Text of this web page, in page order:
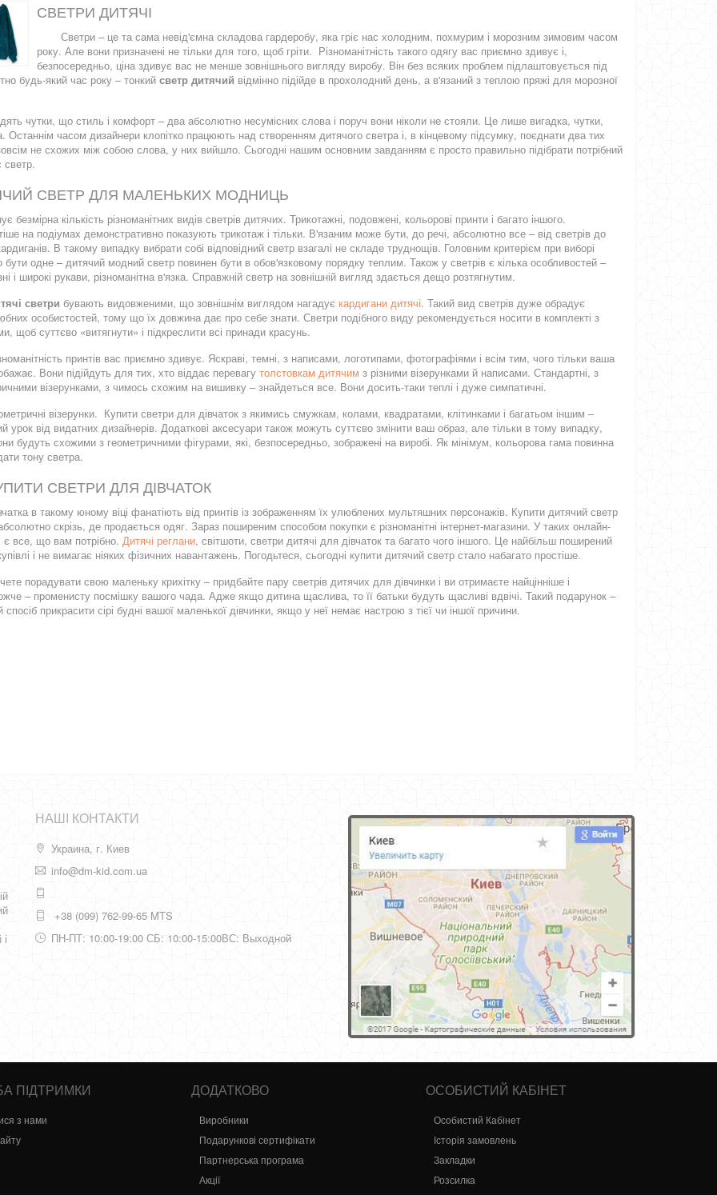
костюм на хлопчика
700.00грн. 840.00грн. 650.00грн.
світловідбиваюча
1140.00грн. 940.00грн. 1090.00грн.
СВЕТРИ ДИТЯЧІ
Светри – це та сама невід'ємна складова гардеробу, яка гріє нас холодним, похмурим і морозним зимовим часом
року. Але вони призначені не тільки для того, щоб гріти. Різноманітність такого одягу вас приємно здивує і,
безпосередньо, ціна здивує вас не менше зовнішнього вигляду виробу. Він без всяких проблем підлаштовується під
будь-який час року – тонкий светр дитячий відмінно підійде в прохолодний день, а в'язаний з теплою пряжі для морозної
чутки, що стиль і комфорт – два абсолютно несумісних слова і поруч вони ніколи не стояли. Це лише вигадка, чутки,
Останнім часом дизайнери клопітко працюють над створенням дитячого светра і, в кінцевому підсумку, поєднати два тих
не схожих між собою слова, у них вийшло. Сьогодні нашим основним завданням є просто правильно підібрати потрібний
светр.
СВЕТР ДЛЯ МАЛЕНЬКИХ МОДНИЦЬ
безмірна кількість різноманітних видів светрів дитячих. Трикотажні, подовжені, кольорові принти і багато іншого.
на подіумах демонстративно показують трикотаж і тільки. В'язаним може бути, до речі, абсолютно все – від светрів до
В такому випадку вибрати собі відповідний светр взагалі не складе труднощів. Головним критерієм при виборі
бути одне – дитячий модний светр повинен бути в обов'язковому порядку теплим. Також у светрів є кілька особливостей –
і широкі рукави, різноманітна в'язка. Справжній светр на зовнішній вигляд здається дещо розтягнутим.
светри бувають видовженими, що зовнішнім виглядом нагадує кардигани дитячі. Такий вид светрів дуже обрадує
особистостей, тому що їх довжина дає про себе знати. Светри подібного виду рекомендується носити в комплекті з
щоб суттєво «витягнути» і підкреслити всі принади красунь.
принтів вас приємно здивує. Яскраві, темні, з написами, логотипами, фотографіями і всім тим, чого тільки ваша
Вони підійдуть для тих, хто віддає перевагу толстовкам дитячим з різними візерунками й написами. Стандартні, з
візерунками, з чимось схожим на вишивку – знайдеться все. Вони досить-таки теплі і дуже симпатичні.
візерунки. Купити светри для дівчаток з якимись смужкам, колами, квадратами, клітинками і багатьом іншим –
урок від видатних дизайнерів. Додаткові аксесуари також можуть суттєво змінити ваш образ, але тільки в тому випадку,
будуть схожими з геометричними фігурами, які, безпосередньо, зображені на виробі. Як мінімум, кольорова гама повинна
тону светра.
СВЕТРИ ДЛЯ ДІВЧАТОК
в такому юному віці фанатіють від принтів із зображенням їх улюблених мультяшних персонажів. Купити дитячий светр
скрізь, де продається одяг. Зараз поширеним способом покупки є різноманітні інтернет-магазини. У таких онлайн-
є все, що вам потрібно. Дитячі реглани, світшоти, светри дитячі для дівчаток та багато чого іншого. Це найбільш поширений
і не вимагає ніяких фізичних навантажень. Погодьтеся, сьогодні купити дитячий светр стало набагато простіше.
порадувати свою маленьку крихітку – придбайте пару светрів дитячих для дівчинки і ви отримаєте найцінніше і
– променисту посмішку вашого чада. Адже якщо дитина щаслива, то її батьки будуть щасливі вдвічі. Такий подарунок –
спосіб прикрасити сірі будні вашої маленької дівчинки, якщо у неї немає настрою з тієї чи іншої причини.
НАШІ КОНТАКТИ
Украина, г. Киев
info@dm-kid.com.ua
+38 (099) 762-99-65 MTS
ПН-ПТ: 10:00-19:00 СБ: 10:00-15:00ВС: Выходной
ПІДТРИМКИ
з нами
ДОДАТКОВО
Виробники
Подарункові сертифікати
Партнерська програма
Акції
ОСОБИСТИЙ КАБІНЕТ
Особистий Кабінет
Історія замовлень
Закладки
Розсилка